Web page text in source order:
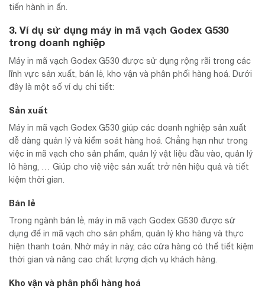
tiến hành in ấn.
3. Ví dụ sử dụng máy in mã vạch Godex G530
trong doanh nghiệp
Máy in mã vạch Godex G530 được sử dụng rộng rãi trong các
lĩnh vực sản xuất, bán lẻ, kho vận và phân phối hàng hoá. Dưới
đây là một số ví dụ chi tiết:
Sản xuất
Máy in mã vạch Godex G530 giúp các doanh nghiệp sản xuất
dễ dàng quản lý và kiểm soát hàng hoá. Chẳng hạn như trong
việc in mã vạch cho sản phẩm, quản lý vật liệu đầu vào, quản lý
lô hàng, … Giúp cho việ việc sản xuất trở nên hiệu quả và tiết
kiệm thời gian.
Bán lẻ
Trong ngành bán lẻ, máy in mã vạch Godex G530 được sử
dụng để in mã vạch cho sản phẩm, quản lý kho hàng và thực
hiện thanh toán. Nhờ máy in này, các cửa hàng có thể tiết kiệm
thời gian và nâng cao chất lượng dịch vụ khách hàng.
Kho vận và phân phối hàng hoá